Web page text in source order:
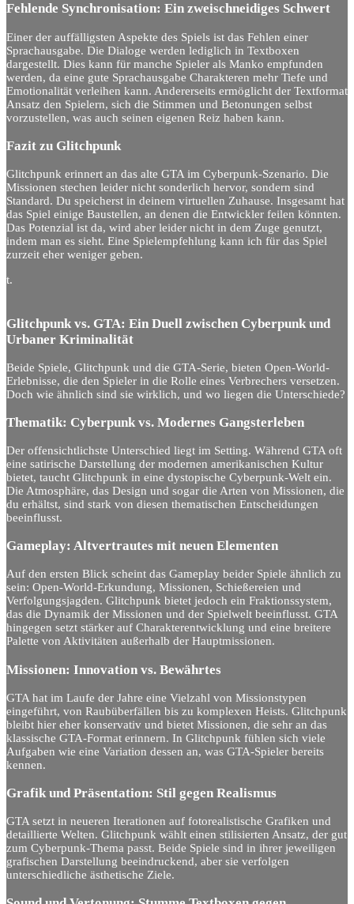
Fehlende Synchronisation: Ein zweischneidiges Schwert
Einer der auffälligsten Aspekte des Spiels ist das Fehlen einer
Sprachausgabe. Die Dialoge werden lediglich in Textboxen
dargestellt. Dies kann für manche Spieler als Manko empfunden
werden, da eine gute Sprachausgabe Charakteren mehr Tiefe und
Emotionalität verleihen kann. Andererseits ermöglicht der Textformat
Ansatz den Spielern, sich die Stimmen und Betonungen selbst
vorzustellen, was auch seinen eigenen Reiz haben kann.
Fazit zu Glitchpunk
Glitchpunk erinnert an das alte GTA im Cyberpunk-Szenario. Die
Missionen stechen leider nicht sonderlich hervor, sondern sind
Standard. Du speicherst in deinem virtuellen Zuhause. Insgesamt hat
das Spiel einige Baustellen, an denen die Entwickler feilen könnten.
Das Potenzial ist da, wird aber leider nicht in dem Zuge genutzt,
indem man es sieht. Eine Spielempfehlung kann ich für das Spiel
zurzeit eher weniger geben.
t.
Glitchpunk vs. GTA: Ein Duell zwischen Cyberpunk und
Urbaner Kriminalität
Beide Spiele, Glitchpunk und die GTA-Serie, bieten Open-World-
Erlebnisse, die den Spieler in die Rolle eines Verbrechers versetzen.
Doch wie ähnlich sind sie wirklich, und wo liegen die Unterschiede?
Thematik: Cyberpunk vs. Modernes Gangsterleben
Der offensichtlichste Unterschied liegt im Setting. Während GTA oft
eine satirische Darstellung der modernen amerikanischen Kultur
bietet, taucht Glitchpunk in eine dystopische Cyberpunk-Welt ein.
Die Atmosphäre, das Design und sogar die Arten von Missionen, die
du erhältst, sind stark von diesen thematischen Entscheidungen
beeinflusst.
Gameplay: Altvertrautes mit neuen Elementen
Auf den ersten Blick scheint das Gameplay beider Spiele ähnlich zu
sein: Open-World-Erkundung, Missionen, Schießereien und
Verfolgungsjagden. Glitchpunk bietet jedoch ein Fraktionssystem,
das die Dynamik der Missionen und der Spielwelt beeinflusst. GTA
hingegen setzt stärker auf Charakterentwicklung und eine breitere
Palette von Aktivitäten außerhalb der Hauptmissionen.
Missionen: Innovation vs. Bewährtes
GTA hat im Laufe der Jahre eine Vielzahl von Missionstypen
eingeführt, von Raubüberfällen bis zu komplexen Heists. Glitchpunk
bleibt hier eher konservativ und bietet Missionen, die sehr an das
klassische GTA-Format erinnern. In Glitchpunk fühlen sich viele
Aufgaben wie eine Variation dessen an, was GTA-Spieler bereits
kennen.
Grafik und Präsentation: Stil gegen Realismus
GTA setzt in neueren Iterationen auf fotorealistische Grafiken und
detaillierte Welten. Glitchpunk wählt einen stilisierten Ansatz, der gut
zum Cyberpunk-Thema passt. Beide Spiele sind in ihrer jeweiligen
grafischen Darstellung beeindruckend, aber sie verfolgen
unterschiedliche ästhetische Ziele.